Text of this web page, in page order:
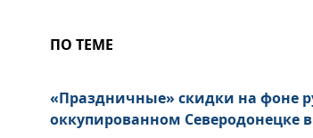
ПО ТЕМЕ
«Праздничные» скидки на фоне
оккупированном Северодонецке